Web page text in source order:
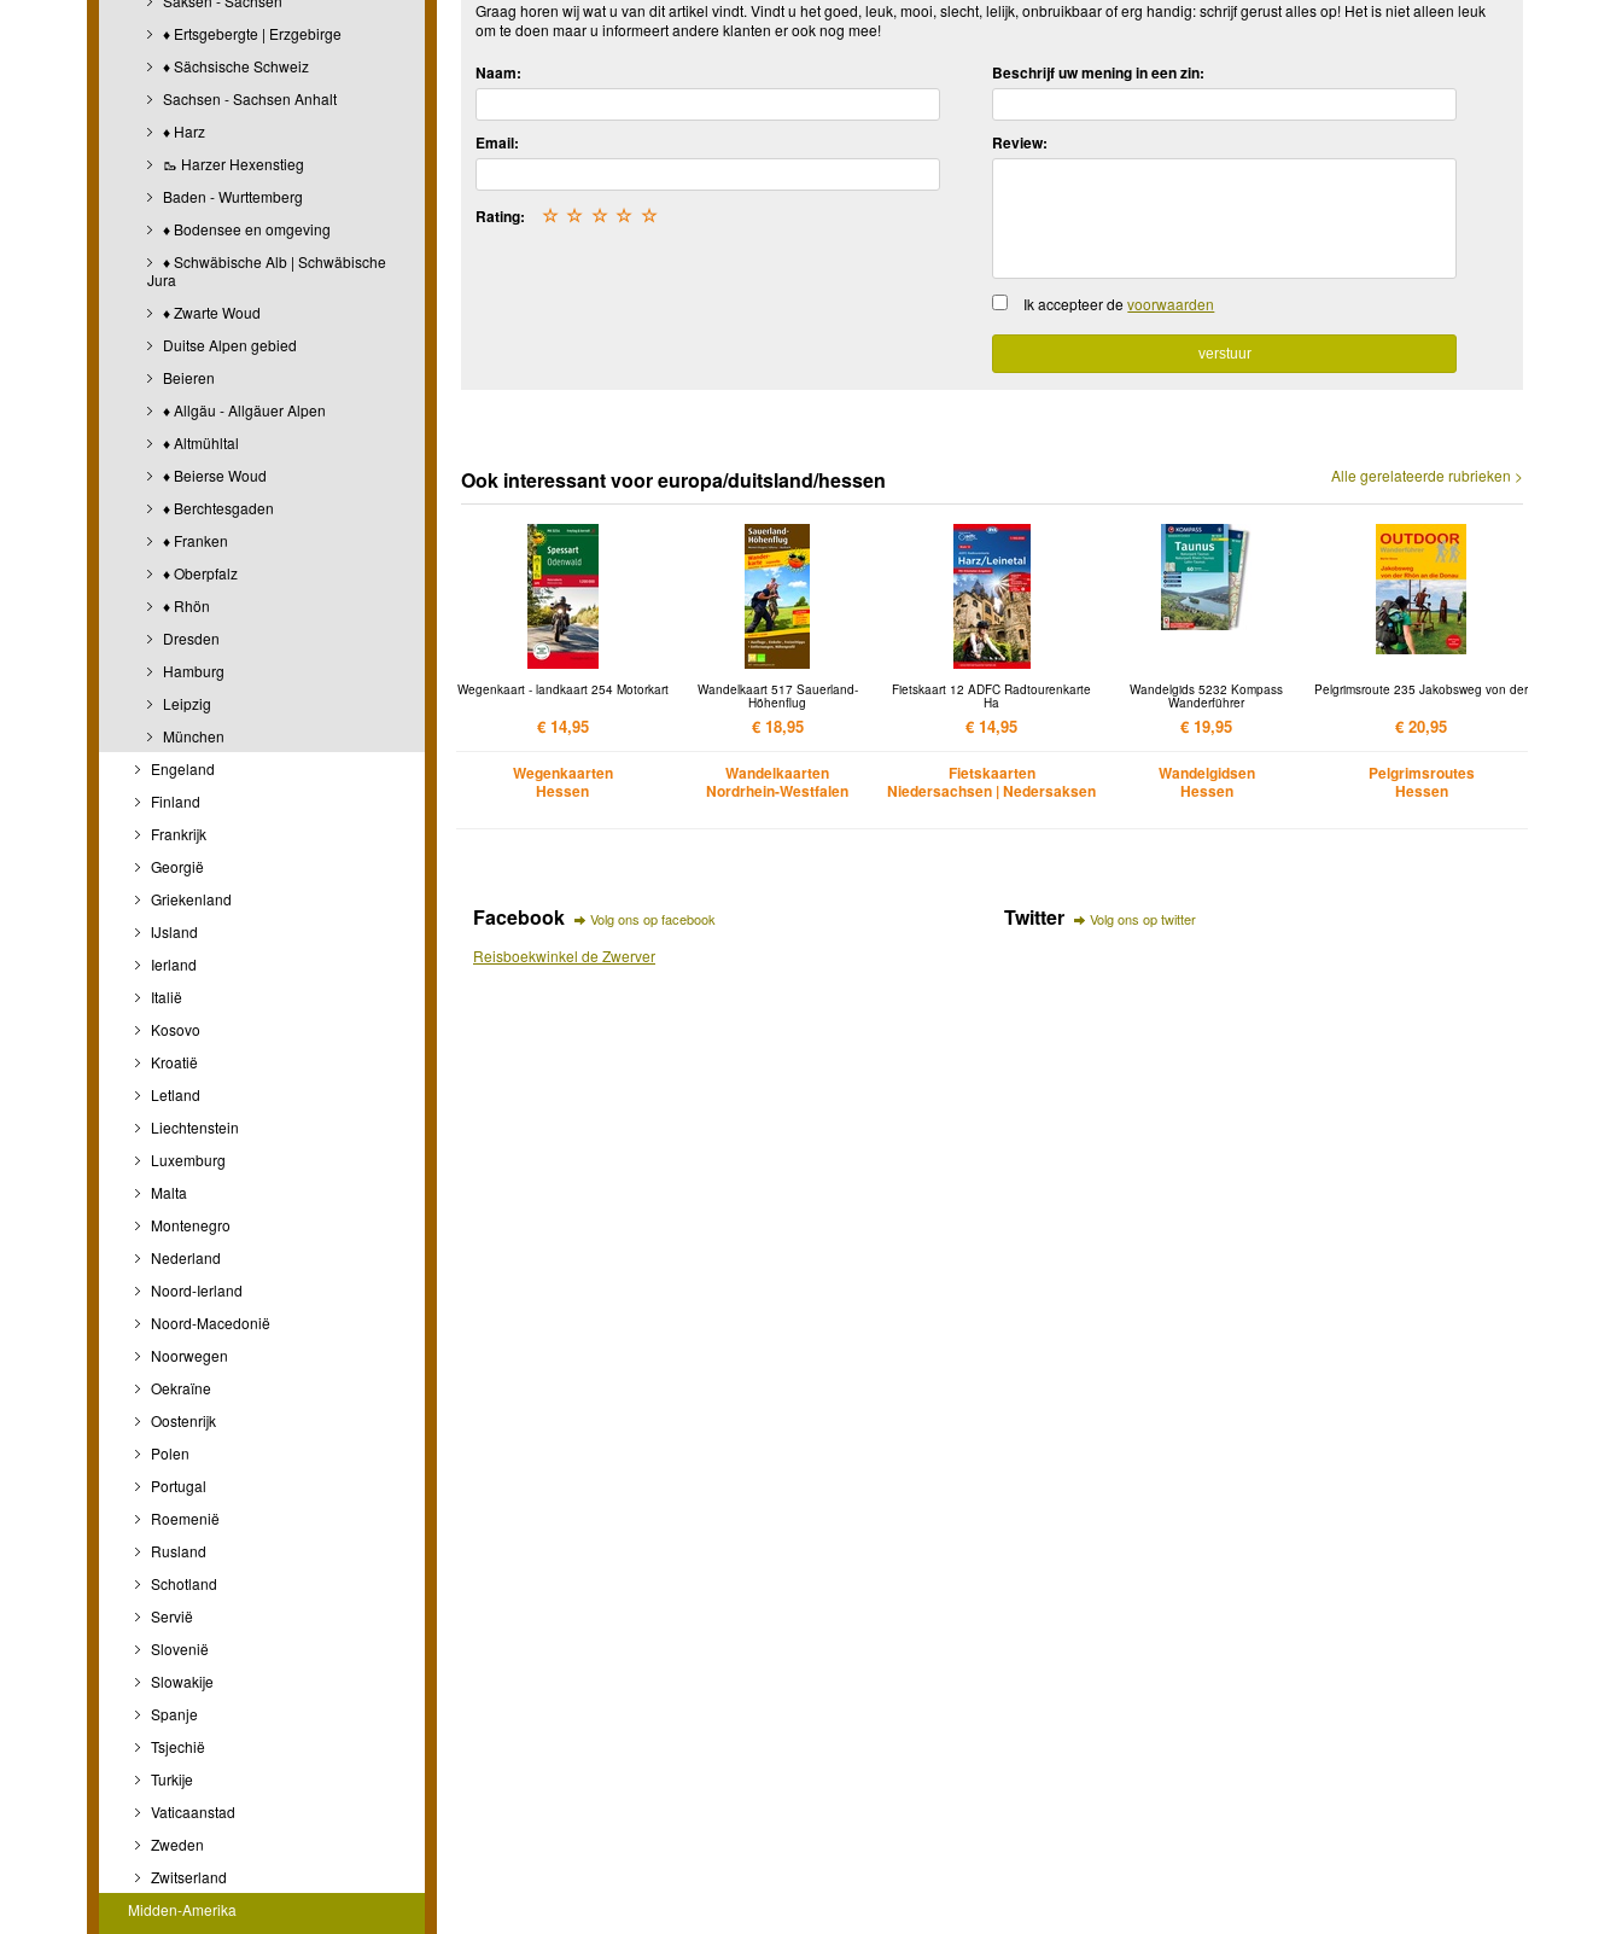
♦ Ertsgebergte | Erzgebirge
♦ Sächsische Schweiz
Sachsen - Sachsen Anhalt
♦ Harz
🥾 Harzer Hexenstieg
Baden - Wurttemberg
♦ Bodensee en omgeving
♦ Schwäbische Alb | Schwäbische
Jura
♦ Zwarte Woud
Duitse Alpen gebied
Beieren
♦ Allgäu - Allgäuer Alpen
♦ Altmühltal
♦ Beierse Woud
♦ Berchtesgaden
♦ Franken
♦ Oberpfalz
♦ Rhön
Dresden
Hamburg
Leipzig
München
Engeland
Finland
Frankrijk
Georgië
Griekenland
IJsland
Ierland
Italië
Kosovo
Kroatië
Letland
Liechtenstein
Luxemburg
Malta
Montenegro
Nederland
Noord-Ierland
Noord-Macedonië
Noorwegen
Oekraïne
Oostenrijk
Polen
Portugal
Roemenië
Rusland
Schotland
Servië
Slovenië
Slowakije
Spanje
Tsjechië
Turkije
Vaticaanstad
Zweden
Zwitserland
Midden-Amerika
Graag horen wij wat u van dit artikel vindt. Vindt u het goed, leuk, mooi, slecht, lelijk, onbruikbaar of erg handig: schrijf gerust alles op! Het is niet alleen leuk
om te doen maar u informeert andere klanten er ook nog mee!
Naam:
Email:
Rating: ☆
☆
☆
☆
☆
Beschrijf uw mening in een zin:
Review:
Ik accepteer devoorwaarden
Alle gerelateerde rubrieken >
Ook interessant voor europa/duitsland/hessen
Wegenkaart - landkaart 254 Motorkart
€ 14,95
Wegenkaarten
Hessen
Wandelkaart 517 Sauerland-
Höhenflug
€ 18,95
Wandelkaarten
Nordrhein-Westfalen
Fietskaart 12 ADFC Radtourenkarte
Ha
€ 14,95
Fietskaarten
Niedersachsen | Nedersaksen
Wandelgids 5232 Kompass
Wanderführer
€ 19,95
Wandelgidsen
Hessen
Pelgrimsroute 235 Jakobsweg von der
€ 20,95
Pelgrimsroutes
Hessen
Facebook Volg ons op facebook
Reisboekwinkel de Zwerver
Twitter Volg ons op twitter